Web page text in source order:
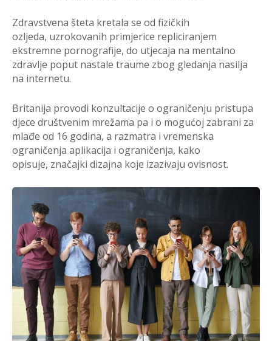
Zdravstvena šteta kretala se od fizičkih
ozljeda, uzrokovanih primjerice repliciranjem
ekstremne pornografije, do utjecaja na mentalno
zdravlje poput nastale traume zbog gledanja nasilja
na internetu.
Britanija provodi konzultacije o ograničenju pristupa
djece društvenim mrežama pa i o mogućoj zabrani za
mlađe od 16 godina, a razmatra i vremenska
ograničenja aplikacija i ograničenja, kako
opisuje, značajki dizajna koje izazivaju ovisnost.